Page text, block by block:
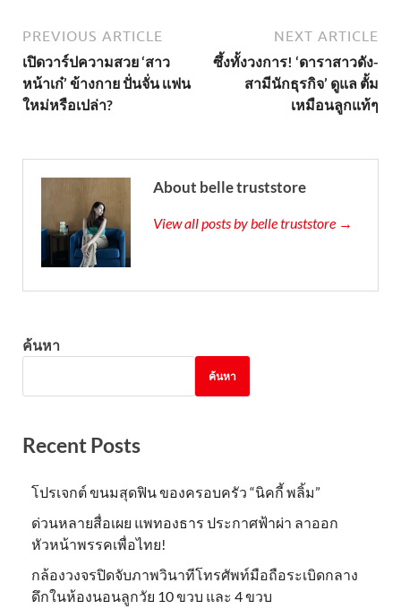
PREVIOUS ARTICLE
เปิดวาร์ปความสวย ‘สาว
หน้าเก๋’ ข้างกาย ปั่นจั่น เเฟน
ใหม่หรือเปล่า?
NEXT ARTICLE
ซึ้งทั้งวงการ! ‘ดาราสาวดัง-
สามีนักธุรกิจ’ ดูแล ตั้ม
เหมือนลูกแท้ๆ
About belle truststore
View all posts by belle truststore →
ค้นหา
ค้นหา
Recent Posts
โปรเจกต์ ขนมสุดฟิน ของครอบครัว “นิคกี้ พลิ้ม”
ด่วนหลายสื่อเผย แพทองธาร ประกาศฟ้าผ่า ลาออก
หัวหน้าพรรคเพื่อไทย!
กล้องวงจรปิดจับภาพวินาทีโทรศัพท์มือถือระเบิดกลาง
ดึกในห้องนอนลูกวัย 10 ขวบ และ 4 ขวบ